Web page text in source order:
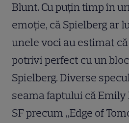
Blunt. Cu puțin timp în
emoție, că Spielberg ar
unele voci au estimat
potrivi perfect cu un
Spielberg. Diverse
seama faptului că
SF precum „Edge of